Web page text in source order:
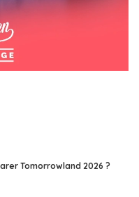
Tomorrowland 2026 ?